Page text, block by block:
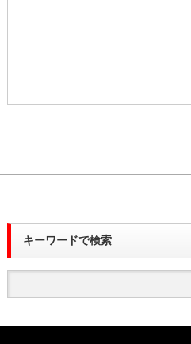
キーワードで検索